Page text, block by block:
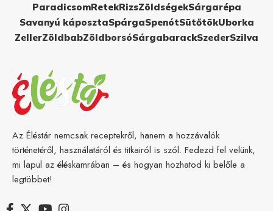
ParadicsomRetekRizsZöldségekSárgarépa
Savanyú káposztaSpárgaSpenótSütőtökUborka
ZellerZöldbabZöldborsóSárgabarackSzederSzilva
Az Éléstár nemcsak receptekről, hanem a hozzávalók
történetéről, használatáról és titkairól is szól. Fedezd fel velünk,
mi lapul az éléskamrában – és hogyan hozhatod ki belőle a
legtöbbet!